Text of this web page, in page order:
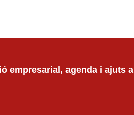
empresarial, agenda i ajuts al